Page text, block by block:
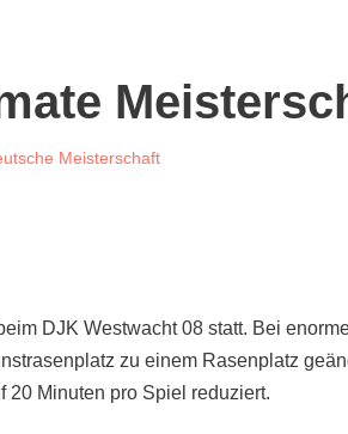
Meisterschaft
DJK Westwacht 08 statt. Bei
zu einem Rasenplatz
20 Minuten pro Spiel reduziert.